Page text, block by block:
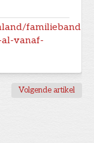
familieband-
vanaf-
Volgende artikel